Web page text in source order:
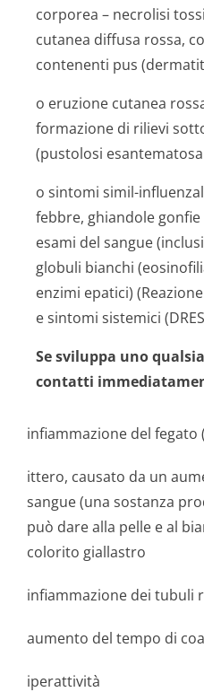
corporea – necrolisi
cutanea diffusa rossa,
contenenti pus (
o eruzione cutanea
formazione di rilievi
(pustolosi esantematosa
o sintomi simil-
febbre, ghiandole
esami del sangue
globuli bianchi
enzimi epatici)
e sintomi sistemici
Se sviluppa uno
contatti
infiammazione del fegato
ittero, causato da un
sangue (una sostanza
può dare alla pelle e al
colorito giallastro
infiammazione dei tubuli
aumento del tempo di
iperattività